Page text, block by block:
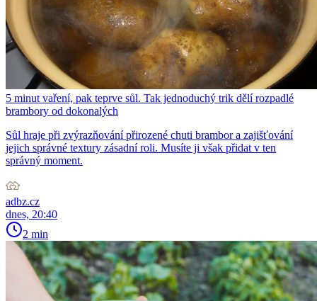
5 minut vaření, pak teprve sůl. Tak jednoduchý trik dělí rozpadlé
brambory od dokonalých
Sůl hraje při zvýrazňování přirozené chuti brambor a zajišťování
jejich správné textury zásadní roli. Musíte ji však přidat v ten
správný moment.
adbz.cz
dnes, 20:40
2 min